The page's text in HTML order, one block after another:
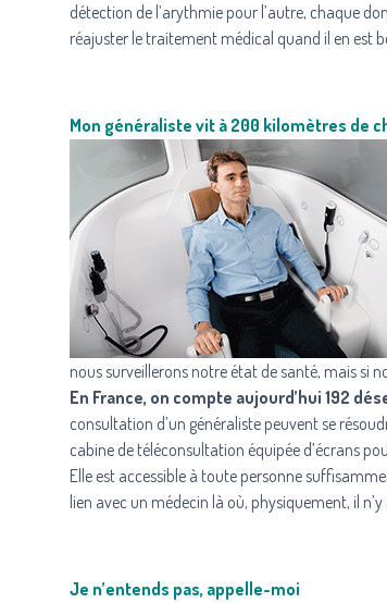
détection de l’arythmie pour l’autre, chaque
réajuster le traitement médical quand il en est
Mon généraliste vit à 200 kilomètres de
nous surveillerons notre état de santé, mais si
En France, on compte aujourd’hui 192
consultation d’un généraliste peuvent se
cabine de téléconsultation équipée d’écrans
Elle est accessible à toute personne
lien avec un médecin là où, physiquement, il n’y
Je n’entends pas, appelle-moi